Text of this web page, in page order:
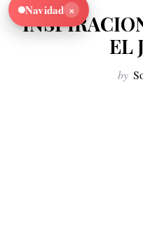
EL
by
Navidad ×